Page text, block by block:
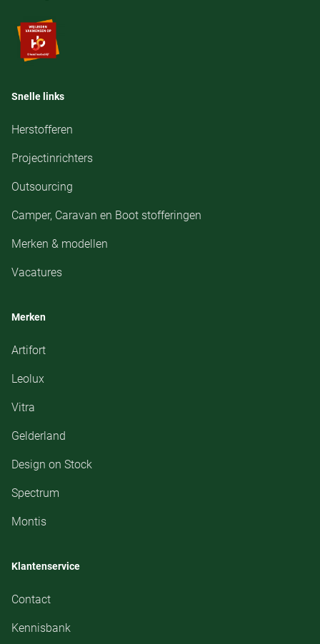
Snelle links
Herstofferen
Projectinrichters
Outsourcing
Camper, Caravan en Boot stofferingen
Merken & modellen
Vacatures
Merken
Artifort
Leolux
Vitra
Gelderland
Design on Stock
Spectrum
Montis
Klantenservice
Contact
Kennisbank